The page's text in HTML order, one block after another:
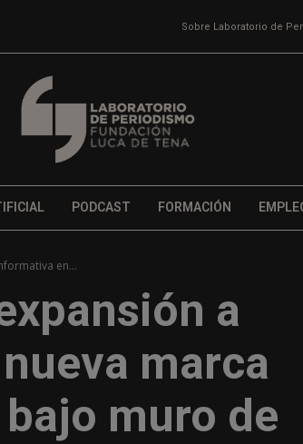
Sobre Laboratorio de
PODCAST FORMACIÓN
en...
a
marca
muro de